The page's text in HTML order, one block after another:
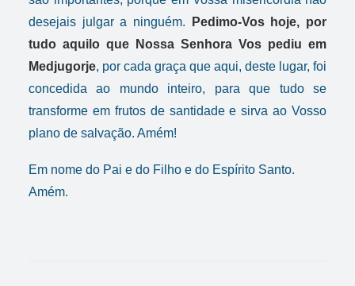
desejais julgar a ninguém.
Pedimo-Vos hoje, por
tudo aquilo que Nossa Senhora Vos pediu em
Medjugorje, por cada graça que aqui, deste lugar, foi
concedida ao mundo inteiro, para que tudo se
transforme em frutos de santidade e sirva ao Vosso
plano de salvação. Amém!
Em nome do Pai e do Filho e do Espírito Santo.
Amém.